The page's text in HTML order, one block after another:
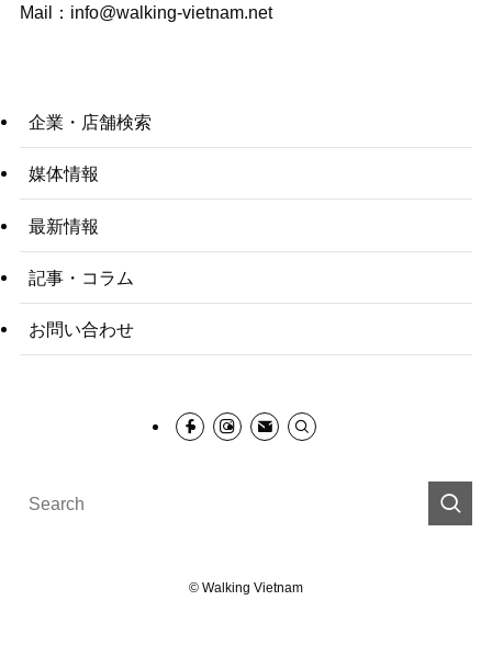
Mail： info@walking-vietnam.net
企業・店舗検索
媒体情報
最新情報
記事・コラム
お問い合わせ
© Walking Vietnam